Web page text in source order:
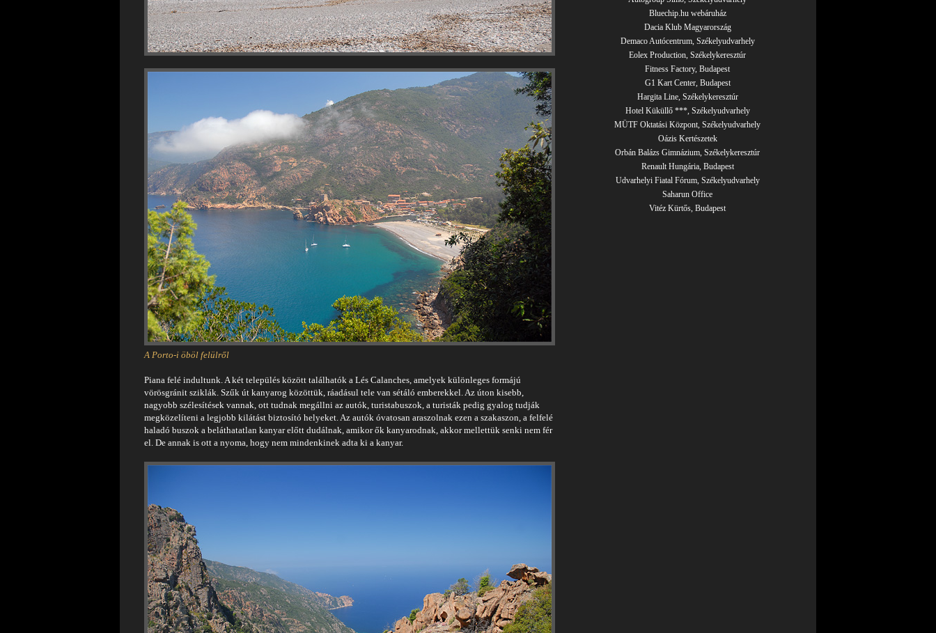
A Porto-i öböl felülről
Piana felé indultunk. A két település között találhatók a Lés Calanches, amelyek különleges formájú
vörösgránit sziklák. Szűk út kanyarog közöttük, ráadásul tele van sétáló emberekkel. Az úton kisebb,
nagyobb szélesítések vannak, ott tudnak megállni az autók, turistabuszok, a turisták pedig gyalog tudják
megközelíteni a legjobb kilátást biztosító helyeket. Az autók óvatosan araszolnak ezen a szakaszon, a felfelé
haladó buszok a beláthatatlan kanyar előtt dudálnak, amikor ők kanyarodnak, akkor mellettük senki nem fér
el. De annak is ott a nyoma, hogy nem mindenkinek adta ki a kanyar.
Bluechip.hu webáruház
Dacia Klub Magyarország
Demaco Autócentrum, Székelyudvarhely
Eolex Production, Székelykeresztúr
Fitness Factory, Budapest
G1 Kart Center, Budapest
Hargita Line, Székelykeresztúr
Hotel Küküllő ***, Székelyudvarhely
MÜTF Oktatási Központ, Székelyudvarhely
Oázis Kertészetek
Orbán Balázs Gimnázium, Székelykeresztúr
Renault Hungária, Budapest
Udvarhelyi Fiatal Fórum, Székelyudvarhely
Saharun Office
Vitéz Kürtős, Budapest